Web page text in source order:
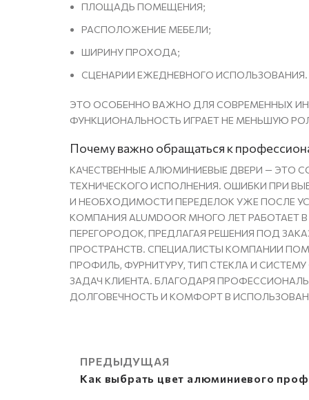
ПЛОЩАДЬ ПОМЕЩЕНИЯ;
РАСПОЛОЖЕНИЕ МЕБЕЛИ;
ШИРИНУ ПРОХОДА;
СЦЕНАРИИ ЕЖЕДНЕВНОГО ИСПОЛЬЗОВАНИЯ.
ЭТО ОСОБЕННО ВАЖНО ДЛЯ СОВРЕМЕННЫХ
ФУНКЦИОНАЛЬНОСТЬ ИГРАЕТ НЕ МЕНЬШУЮ
Почему важно обращаться к
КАЧЕСТВЕННЫЕ АЛЮМИНИЕВЫЕ ДВЕРИ — ЭТО
ТЕХНИЧЕСКОГО ИСПОЛНЕНИЯ. ОШИБКИ ПРИ
И НЕОБХОДИМОСТИ ПЕРЕДЕЛОК УЖЕ ПОСЛЕ
КОМПАНИЯ ALUMDOOR МНОГО ЛЕТ
ПЕРЕГОРОДОК, ПРЕДЛАГАЯ РЕШЕНИЯ ПОД
ПРОСТРАНСТВ. СПЕЦИАЛИСТЫ КОМПАНИИ
ПРОФИЛЬ, ФУРНИТУРУ, ТИП СТЕКЛА И
ЗАДАЧ КЛИЕНТА. БЛАГОДАРЯ
ДОЛГОВЕЧНОСТЬ И КОМФОРТ В
ПРЕДЫДУЩАЯ
Как выбрать цвет алюминиевого